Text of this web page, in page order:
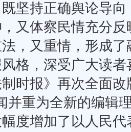
坚持正确舆论导
又体察民情充分
，又重情，形成
格，深受广大读
制时报》再次全面
并重为全新的编辑
度增加了以人民